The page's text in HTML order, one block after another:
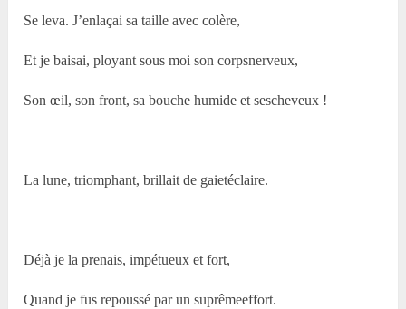
Se leva. J’enlaçai sa taille avec colère,
Et je baisai, ployant sous moi son corpsnerveux,
Son œil, son front, sa bouche humide et sescheveux !
La lune, triomphant, brillait de gaietéclaire.
Déjà je la prenais, impétueux et fort,
Quand je fus repoussé par un suprêmeeffort.